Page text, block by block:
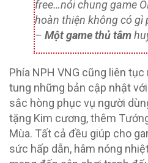
free…nói chung game
hoàn thiện không có gì
– Một game thủ tâm
Phía NPH VNG cũng liên
tung những bản cập nhật
sắc hòng phục vụ người
tặng Kim cương, thêm
Mùa. Tất cả đều giúp cho
sức hấp dẫn, hâm nóng